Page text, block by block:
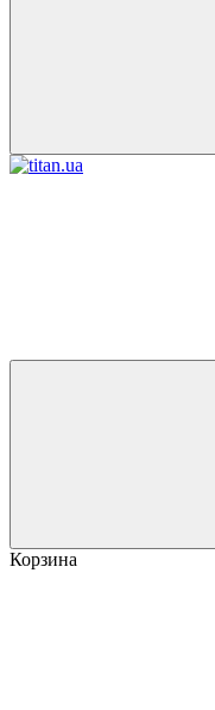
Корзина